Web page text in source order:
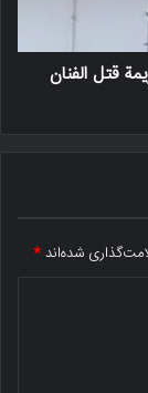
قتل الفنان
شده‌اند*